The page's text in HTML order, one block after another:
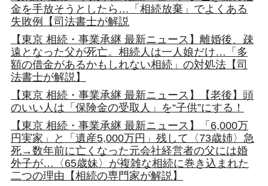
金を手放そうとしたら…「相続放棄」でよくある
失敗例【司法書士が解説
【東京 相続・事業承継 最新ニュース】離婚後、疎
遠となった父が死亡。相続人は一人娘だけ…「多
額の借金があるかもしれない相続」の対処法【司
法書士が解説】
【東京 相続・事業承継 最新ニュース】【老後】頭
のいい人は「保険金の受取人」を“子供”にする！
【東京 相続・事業承継 最新ニュース】「6,000万
円実家」と「遺産5,000万円」残して〈73歳姉〉急
死→数年前に亡くなった元会社経営者の父には婚
外子が…〈65歳妹〉が複雑な相続に巻き込まれた
二つの理由【相続の専門家が解説】